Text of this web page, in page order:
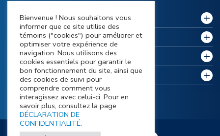
Notre collège
Politiques et règlements
Futurs étudiants
Étudiants actuels
Bienvenue ! Nous souhaitons vous
informer que ce site utilise des
témoins ("cookies") pour améliorer et
optimiser votre expérience de
navigation. Nous utilisons des
cookies essentiels pour garantir le
bon fonctionnement du site, ainsi que
des cookies de suivi pour
comprendre comment vous
interagissez avec celui-ci. Pour en
savoir plus, consultez la page
DÉCLARATION DE
CONFIDENTIALITÉ.